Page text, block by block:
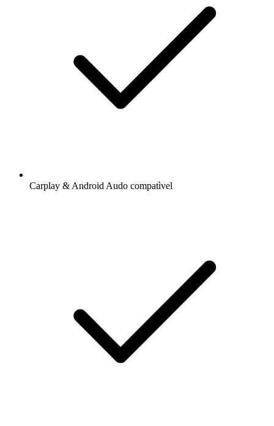
Carplay & Android Audo compatìvel